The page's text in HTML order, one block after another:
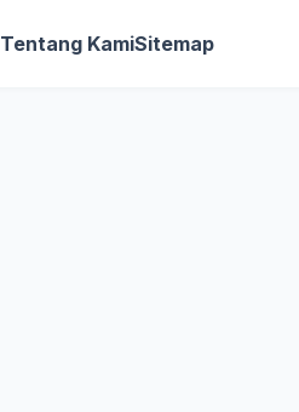
Tentang KamiSitemap